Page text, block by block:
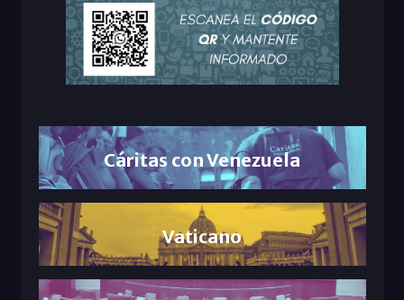
Cáritas con Venezuela
Vaticano